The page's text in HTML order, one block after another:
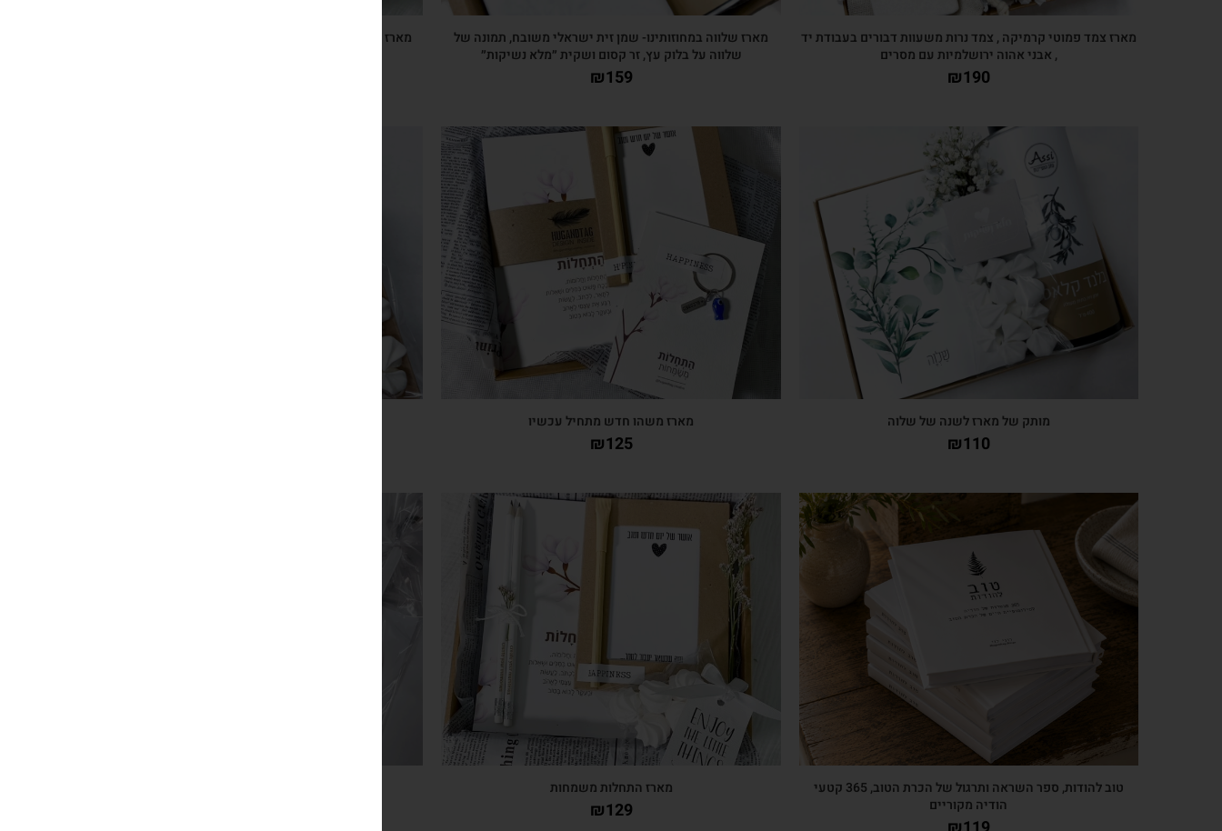
מארז צמד פמוטי קרמיקה , צמד נרות משעוות דבורים בעבודת יד
, אבני אהוה ירושלמיות עם מסרים
₪190
מארז שלווה במחוזותינו- שמן זית ישראלי משובח, תמונה של
שלווה על בלוק עץ, זר קסום ושקית ״מלא נשיקות״
₪159
מארז התחלות משמחות, מחברת התחלות, עפרונות, סט גלויות
צפייה מהירה
מותק של מארז לשנה של שלוה
₪110
צפייה מהירה
מארז משהו חדש מתחיל עכשיו
₪125
צפייה מהירה
טוב להודות, ספר השראה ותרגול של הכרת הטוב, 365 קטעי
הודיה מקוריים
צפייה מהירה
מארז התחלות משמחות
₪129